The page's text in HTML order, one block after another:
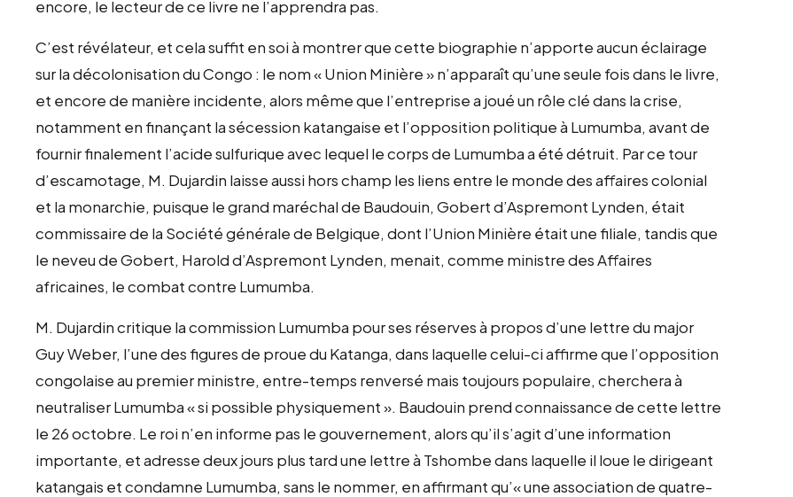
encore, le lecteur de ce livre ne l’apprendra pas.
C’est révélateur, et cela suffit en soi à montrer que cette biographie n’apporte aucun éclairage
sur la décolonisation du Congo : le nom « Union Minière » n’apparaît qu’une seule fois dans le livre,
et encore de manière incidente, alors même que l’entreprise a joué un rôle clé dans la crise,
notamment en finançant la sécession katangaise et l’opposition politique à Lumumba, avant de
fournir finalement l’acide sulfurique avec lequel le corps de Lumumba a été détruit. Par ce tour
d’escamotage, M. Dujardin laisse aussi hors champ les liens entre le monde des affaires colonial
et la monarchie, puisque le grand maréchal de Baudouin, Gobert d’Aspremont Lynden, était
commissaire de la Société générale de Belgique, dont l’Union Minière était une filiale, tandis que
le neveu de Gobert, Harold d’Aspremont Lynden, menait, comme ministre des Affaires
africaines, le combat contre Lumumba.
M. Dujardin critique la commission Lumumba pour ses réserves à propos d’une lettre du major
Guy Weber, l’une des figures de proue du Katanga, dans laquelle celui-ci affirme que l’opposition
congolaise au premier ministre, entre-temps renversé mais toujours populaire, cherchera à
neutraliser Lumumba « si possible physiquement ». Baudouin prend connaissance de cette lettre
le 26 octobre. Le roi n’en informe pas le gouvernement, alors qu’il s’agit d’une information
importante, et adresse deux jours plus tard une lettre à Tshombe dans laquelle il loue le dirigeant
katangais et condamne Lumumba, sans le nommer, en affirmant qu’« une association de quatre-